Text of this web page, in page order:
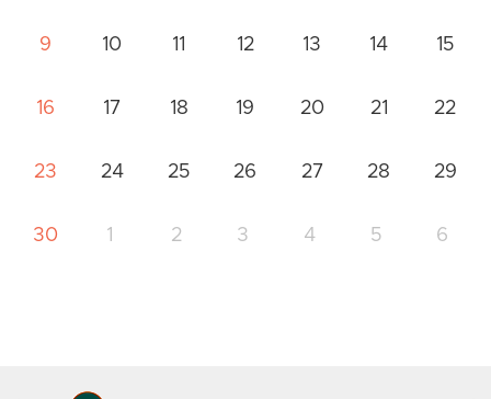
9 10 11 12 13 14 15
16 17 18 19 20 21 22
23 24 25 26 27 28 29
30 1 2 3 4 5 6